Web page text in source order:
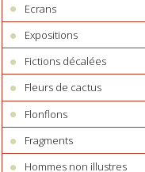
Ecrans
Expositions
Fictions décalées
Fleurs de cactus
Flonflons
Fragments
Hommes non illustres